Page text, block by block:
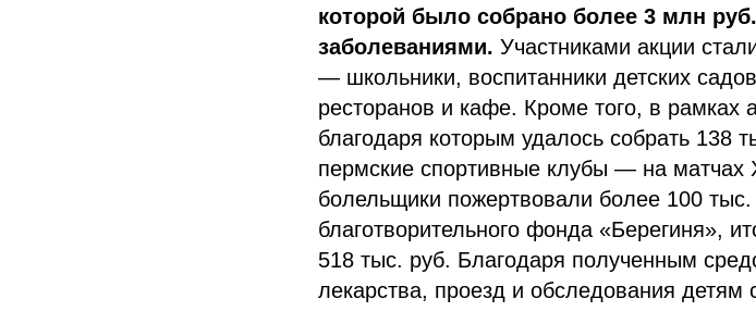
которой было собрано более 3 млн
заболеваниями. Участниками акции
— школьники, воспитанники детских
ресторанов и кафе. Кроме того, в
благодаря которым удалось собрать 138
пермские спортивные клубы — на
болельщики пожертвовали более 100
благотворительного фонда «Берегиня»,
518 тыс. руб. Благодаря полученным
лекарства, проезд и обследования детям